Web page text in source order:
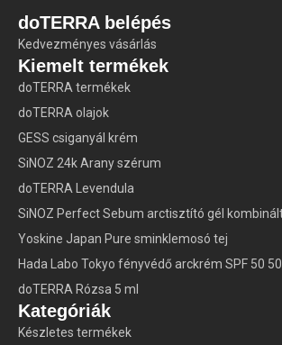
doTERRA belépés
Kedvezményes vásárlás
Kiemelt termékek
doTERRA termékek
doTERRA olajok
GESS csiganyál krém
SiNOZ 24k Arany szérum
doTERRA Levendula
SiNOZ Perfect Sebum arctisztító gél
Yoskine Japan Pure sminklemosó tej
Hada Labo Tokyo fényvédő arckrém SPF 50 50
doTERRA Rózsa 5 ml
Kategóriák
Készletes termékek